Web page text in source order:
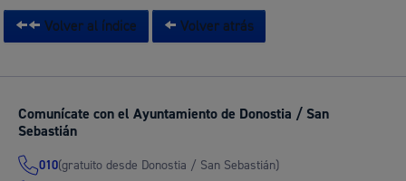
Volver al índice Volver atrás
Comunícate con el Ayuntamiento de Donostia / San
Sebastián
010(gratuito desde Donostia / San Sebastián)